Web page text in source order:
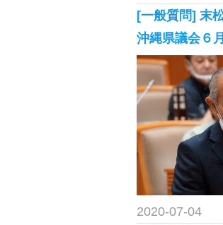
[一般質問] 末
沖縄県議会６
2020-07-04